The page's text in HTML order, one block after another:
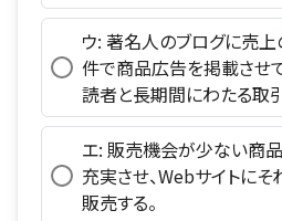
ウ: 著名人のブログに売
件で商品広告を掲載させ
読者と長期間にわたる取
エ: 販売機会が少ない商
充実させ、Webサイトにそ
販売する。